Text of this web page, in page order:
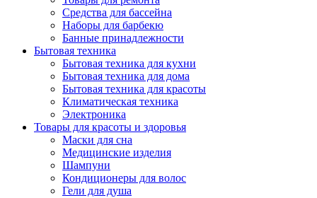
Средства для бассейна
Наборы для барбекю
Банные принадлежности
Бытовая техника
Бытовая техника для кухни
Бытовая техника для дома
Бытовая техника для красоты
Климатическая техника
Электроника
Товары для красоты и здоровья
Маски для сна
Медицинские изделия
Шампуни
Кондиционеры для волос
Гели для душа